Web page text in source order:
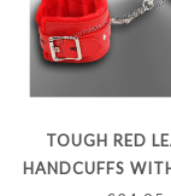
TOUGH RED
HANDCUFFS